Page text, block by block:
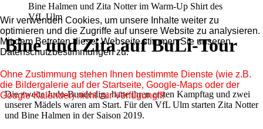
Bine Halmen und Zita Notter im Warm-Up Shirt des
VfL Ulm
Bine und Zita auf BuLi-Tour
Die zweite Judo-Bundesliga hatte ihren ersten Kampftag und zwei
unserer Mädels waren am Start. Für den VfL Ulm starten Zita Notter
und Bine Halmen in der Saison 2019.
Wir verwenden Cookies, um unsere Inhalte weiter zu
optimieren und die Zugriffe auf unsere Website zu analysieren.
Mit dem Betreten dieser Webseite stimmen Sie unseren
Datenschutzbestimmungen zu.
Ohne Zustimmung stehen Ihnen bestimmte Dienste (wie z.B.
die Bildergalerie auf der Startseite, Google-Maps oder der
Google-Kalender) nicht zur Verfügung!!!